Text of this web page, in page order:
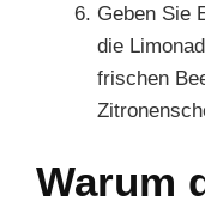
Geben Sie
die
frischen
Warum